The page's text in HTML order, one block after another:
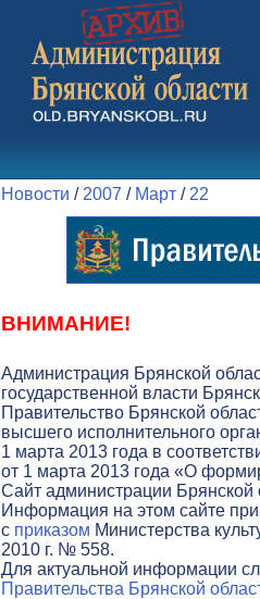
Новости / 2007 / Март / 22
ВНИМАНИЕ!
Администрация Брянской
государственной власти
Правительство Брянской
высшего исполнительного
1 марта 2013 года в
от 1 марта 2013 года «О
Cайт администрации Брянской
Информация на этом сайте
с приказом Министерства
2010 г. № 558.
Для актуальной информации
Правительства Брянской